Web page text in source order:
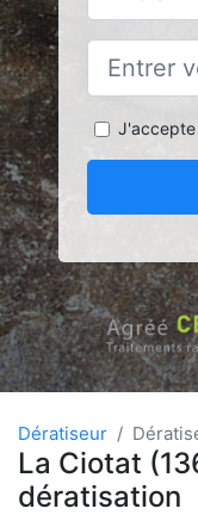
J'accepte
Dératiseur
La Ciotat
dératisation